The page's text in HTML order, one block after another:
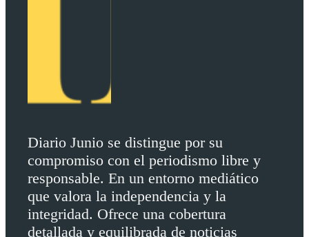
Diario Junio se distingue por su
compromiso con el periodismo libre y
responsable. En un entorno mediático
que valora la independencia y la
integridad. Ofrece una cobertura
detallada y equilibrada de noticias